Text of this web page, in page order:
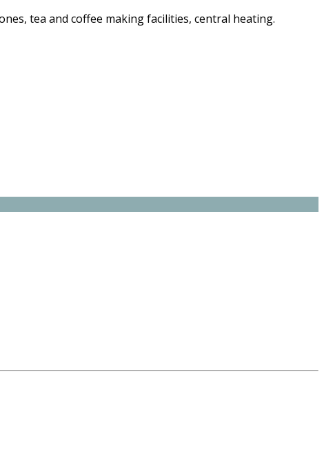
tea and coffee making facilities, central heating.